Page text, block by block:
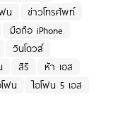
น
ข่าวโทรศัพท์
มือถือ iPhone
วินโดวส์
สิริ
ห้า เอส
โฟน
ไอโฟน 5 เอส